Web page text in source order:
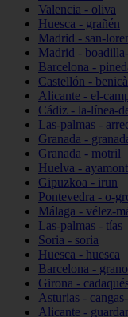
Valencia - oliva
Huesca - grañén
Madrid - san-
Madrid -
Barcelona -
Castellón -
Alicante - el-
Cádiz - la-línea-
Las-palmas -
Granada -
Granada - motril
Huelva -
Gipuzkoa - irun
Pontevedra - o-
Málaga - vélez-
Las-palmas - tías
Soria - soria
Huesca - huesca
Barcelona -
Girona -
Asturias -
Alicante -